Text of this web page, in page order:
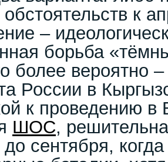
к
–
борьба
более вероятно
России в
к проведению
ШОС,
сентября,